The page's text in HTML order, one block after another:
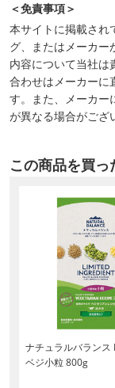
＜免責事項＞
本サイトに掲載され
グ、またはメーカー
内容について当社は
合わせはメーカーに
す。また、メーカー
が異なる場合がござ
この商品を買
ナチュラルバランス
ベジ小粒 800g